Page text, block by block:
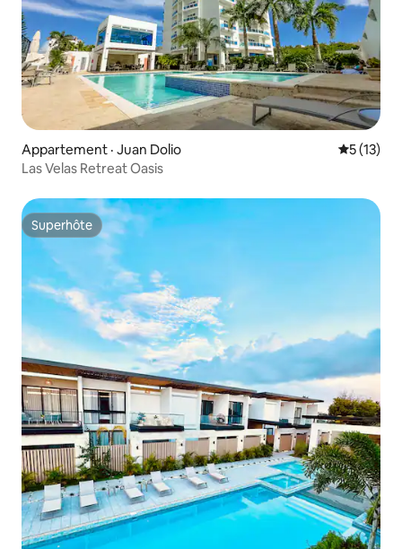
Appartement · Juan Dolio Note
5 (13)
Las Velas Retreat Oasis
Superhôte
Superhôte